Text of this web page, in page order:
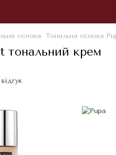
основа Тональна основа
тональний крем